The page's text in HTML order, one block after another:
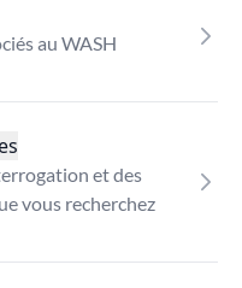
au WASH
et des
vous recherchez